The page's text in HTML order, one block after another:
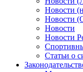
Новости
Новости
Новости
Новости
Статьи о